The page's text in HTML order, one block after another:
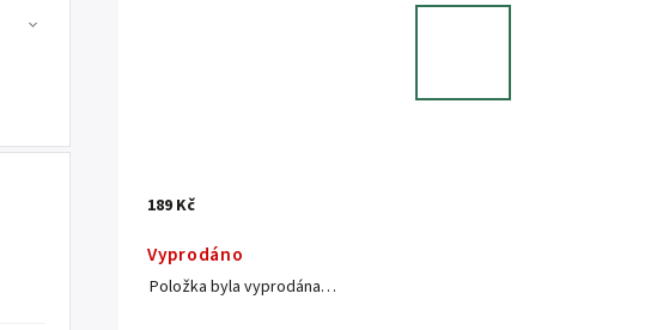
189 Kč
Vyprodáno
Položka byla vyprodána…